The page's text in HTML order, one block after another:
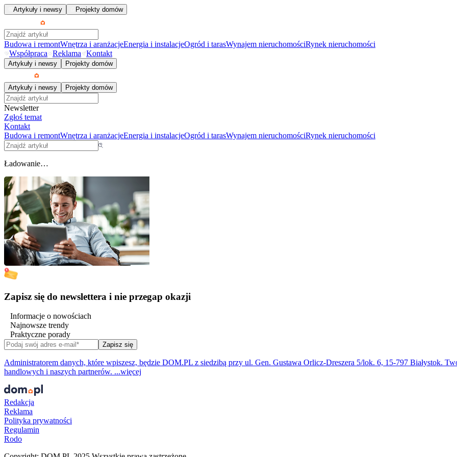
Artykuły i newsy Projekty domów
Budowa i remontWnętrza i aranżacjeEnergia i instalacjeOgród i tarasWynajem nieruchomościRynek nieruchomości
Współpraca
Reklama Kontakt
Artykuły i newsy Projekty domów
Artykuły i newsy Projekty domów
Newsletter
Zgłoś temat
Kontakt
Budowa i remontWnętrza i aranżacjeEnergia i instalacjeOgród i tarasWynajem nieruchomościRynek nieruchomości
Ładowanie…
Zapisz się do newslettera i nie przegap okazji
Informacje o nowościach
Najnowsze trendy
Praktyczne porady
Zapisz się
Administratorem danych, które wpiszesz, będzie DOM.PL z siedzibą przy ul. Gen. Gustawa Orlicz-Dreszera 5/lok. 6, 15-797 Białystok.
handlowych i naszych partnerów. ...więcej
Redakcja
Reklama
Polityka prywatności
Regulamin
Rodo